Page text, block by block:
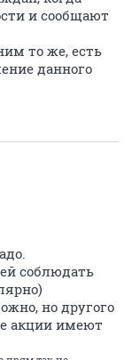
и сообщают
то же, есть
данного
соблюдать
но другого
акции имеют